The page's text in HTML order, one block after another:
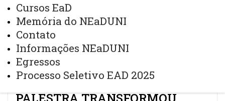
Cursos EaD
Memória do NEaDUNI
Contato
Informações NEaDUNI
Egressos
Processo Seletivo EAD 2025
COM O PALESTRANTE DR. FABIANO BORDIGNON
UMA PALESTRA TRANSFORMOU REFLEXÃO EM
TRAVESSIA HUMANA
COM O PALESTRANTE DR.
FABIANO BORDIGNON UMA